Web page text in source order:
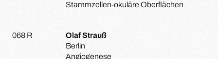
Stammzellen-okuläre Oberflächen
068 R
Olaf Strauß
Berlin
Angiogenese